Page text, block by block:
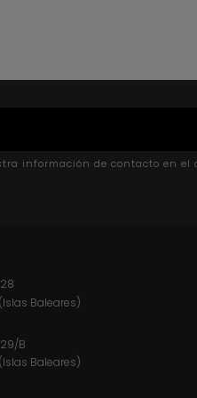
información de contacto en el
Baleares)
B
Baleares)